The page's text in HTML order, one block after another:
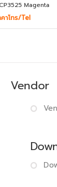
Magenta
าโทร/Tel
Vendor